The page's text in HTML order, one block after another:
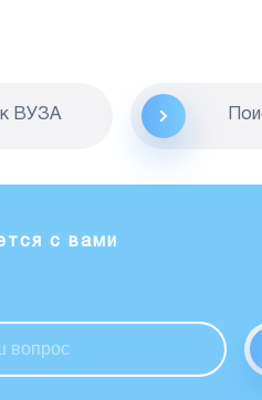
ВУЗА
с вами